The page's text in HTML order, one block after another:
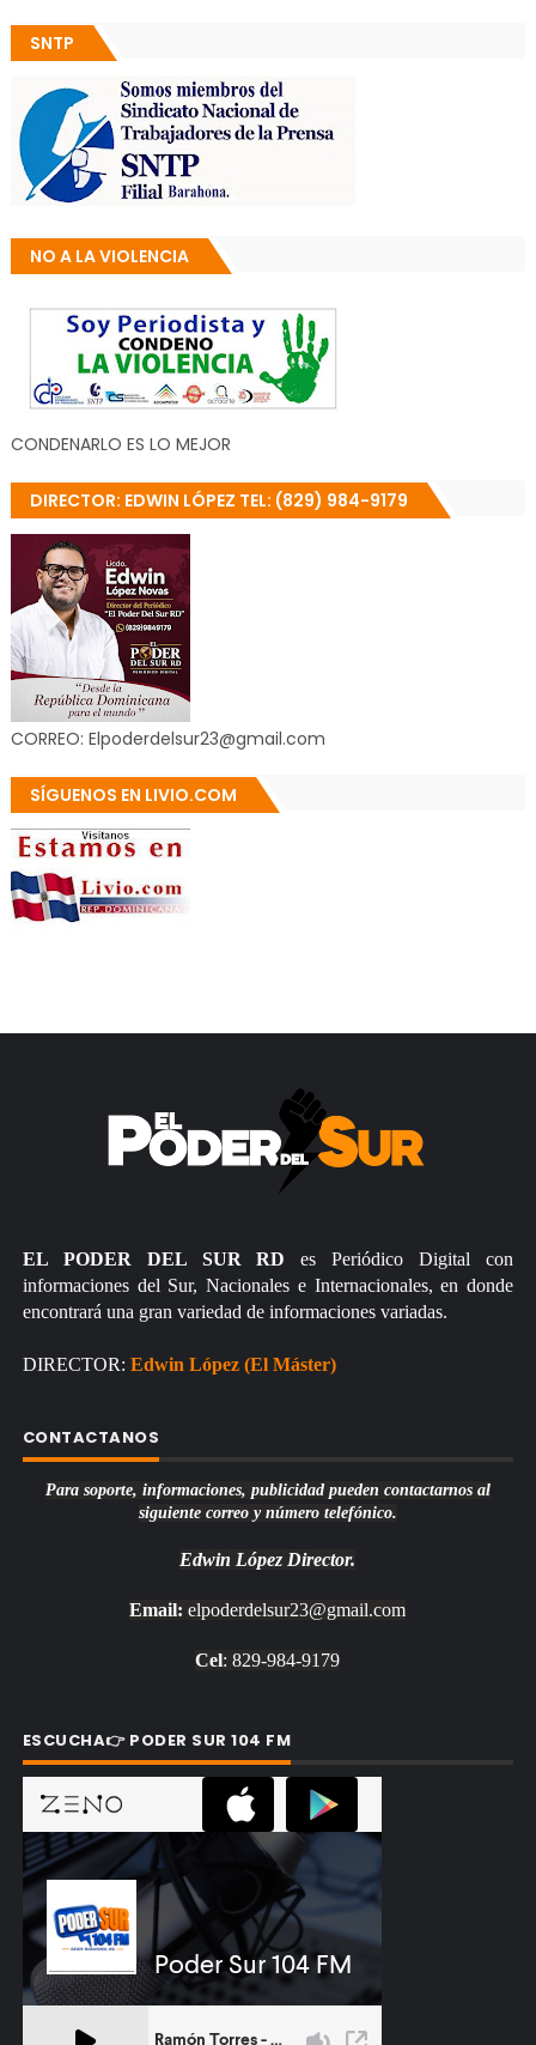
SNTP
NO A LA VIOLENCIA
CONDENARLO ES LO MEJOR
DIRECTOR: EDWIN LÓPEZ TEL: (829) 984-9179
CORREO: Elpoderdelsur23@gmail.com
SÍGUENOS EN LIVIO.COM
EL PODER DEL SUR RD es Periódico Digital con
informaciones del Sur, Nacionales e Internacionales, en donde
encontrará una gran variedad de informaciones variadas.
DIRECTOR: Edwin López (El Máster)
CONTACTANOS
Para soporte, informaciones, publicidad pueden contactarnos al
siguiente correo y número telefónico.
Edwin López Director.
Email: elpoderdelsur23@gmail.com
Cel: 829-984-9179
ESCUCHA👉 PODER SUR 104 FM